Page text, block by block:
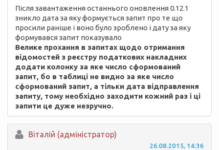
Після завантаження останнього оновлення 0.12.1
зникло дата за яку формується запит про те що
просили раніше і воно було зроблено і дату за яку
формувався запит показувало
Велике прохання в запитах щодо отримання
відомостей з реєстру податкових накладних
додати колонку за яке число сформований
запит, бо в таблиці не видно за яке число
сформований запит, а тільки дата відправлення
запиту, тому необхідно заходити кожний раз і ці
запити це дуже незручно.
Вiталій (адміністратор)
26.08.2015, 14:36